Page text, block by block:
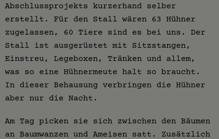
Abschlussprojekts kurzerhand selber
erstellt. Für den Stall wären 63 Hühner
zugelassen, 60 Tiere sind es bei uns. Der
Stall ist ausgerüstet mit Sitzstangen,
Einstreu, Legeboxen, Tränken und allem,
was so eine Hühnermeute halt so braucht.
In dieser Behausung verbringen die Hühner
aber nur die Nacht.
Am Tag picken sie sich zwischen den Bäumen
an Baumwanzen und Ameisen satt. Zusätzlich